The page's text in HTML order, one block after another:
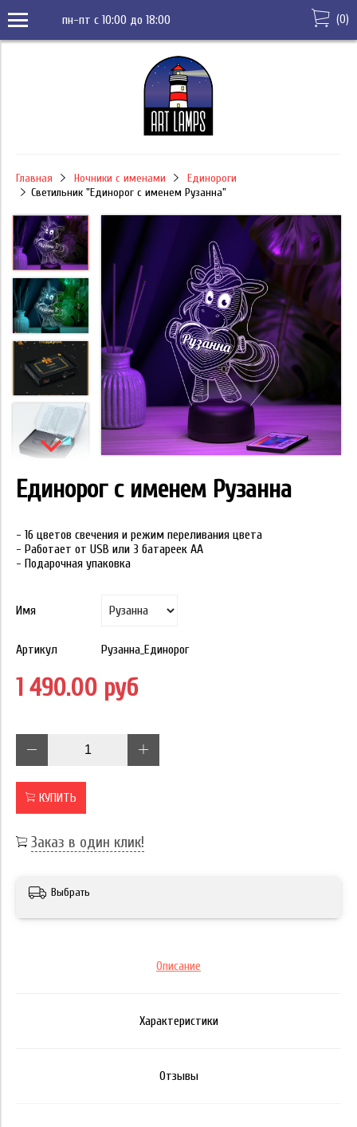
пн-пт с 10:00 до 18:00 (0)
Главная Ночники с именами
Единороги
Светильник "Единорог с именем Рузанна"
Единорог с именем Рузанна
- 16 цветов свечения и режим переливания цвета
- Работает от USB или 3 батареек АА
- Подарочная упаковка
Имя
Артикул Рузанна_Единорог
1 490.00 руб
КУПИТЬ
Заказ в один клик!
Выбрать
Описание
Характеристики
Отзывы